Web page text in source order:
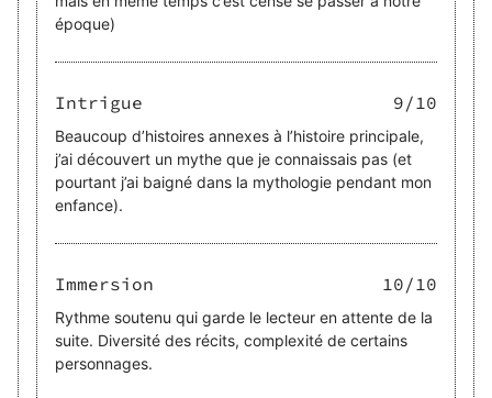
époque)
Intrigue 9/10
Beaucoup d’histoires annexes à l’histoire principale,
j’ai découvert un mythe que je connaissais pas (et
pourtant j’ai baigné dans la mythologie pendant mon
enfance).
Immersion 10/10
Rythme soutenu qui garde le lecteur en attente de la
suite. Diversité des récits, complexité de certains
personnages.